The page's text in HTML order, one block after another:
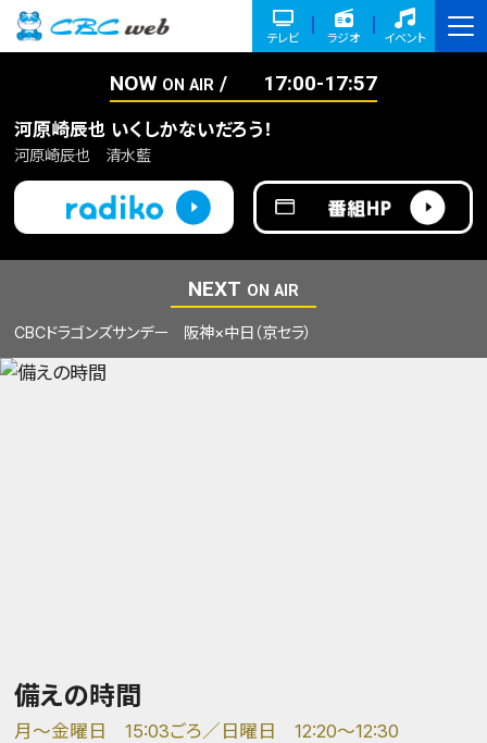
テレビ ラジオ イベント
NOW ON AIR 17:00-17:57
河原崎辰也 いくしかないだろう！
河原崎辰也 清水藍
NEXT ON AIR
CBCドラゴンズサンデー 阪神×中日（京セラ）
備えの時間
月～金曜日 15:03ごろ／日曜日 12:20～12:30